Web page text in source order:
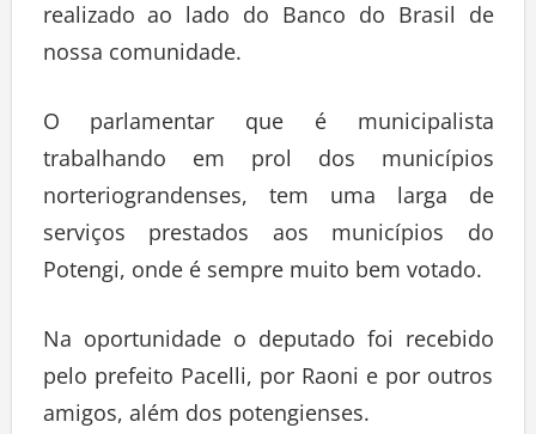
realizado ao lado do Banco do Brasil de
nossa comunidade.
O parlamentar que é municipalista
trabalhando em prol dos municípios
norteriograndenses, tem uma larga de
serviços prestados aos municípios do
Potengi, onde é sempre muito bem votado.
Na oportunidade o deputado foi recebido
pelo prefeito Pacelli, por Raoni e por outros
amigos, além dos potengienses.